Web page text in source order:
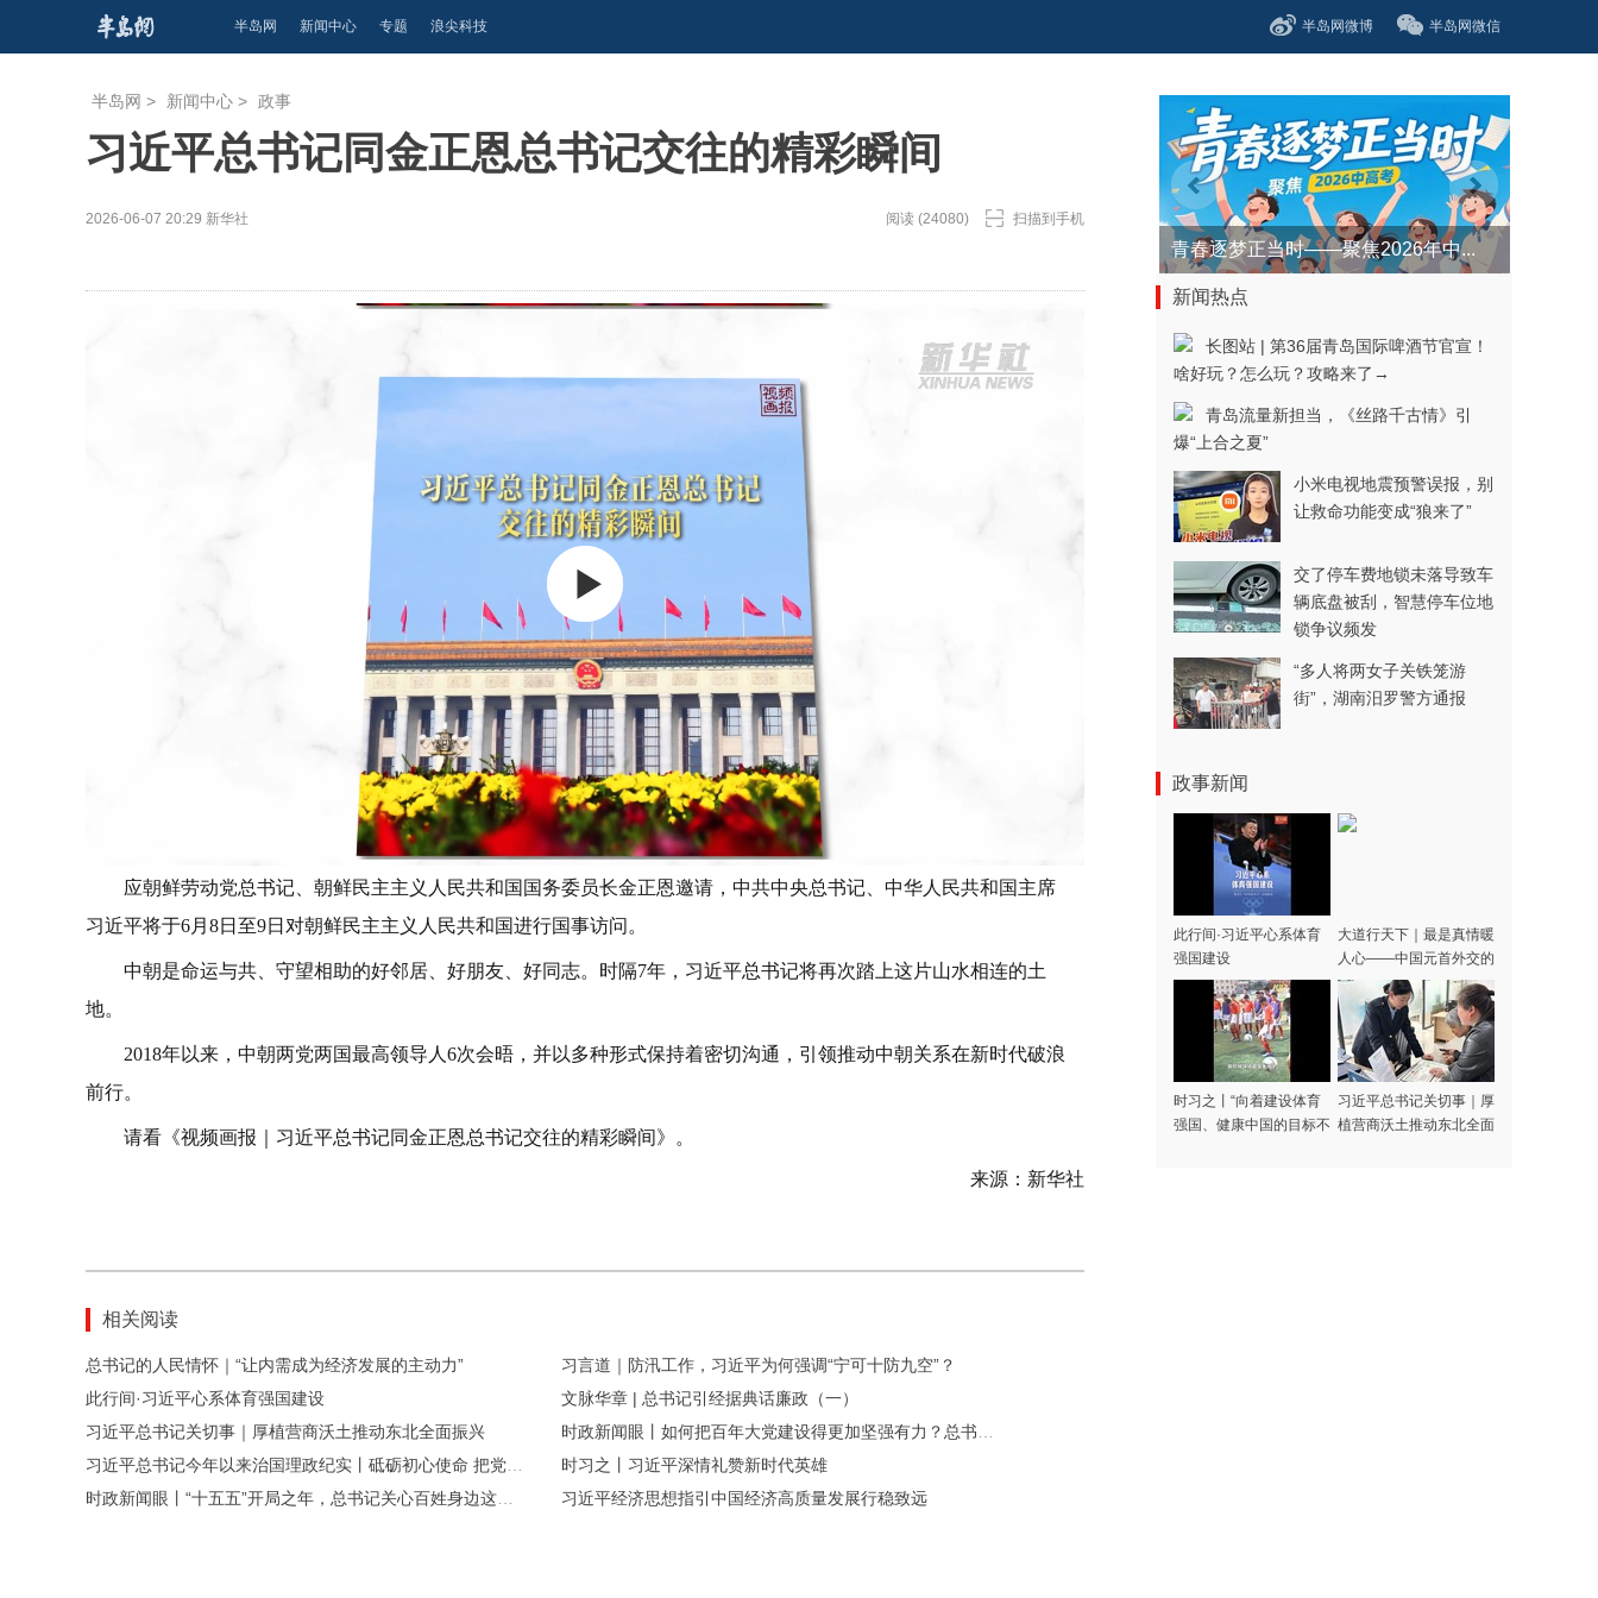
半岛网 新闻中心 专题 浪尖科技 半岛网微博 半岛网微信
半岛网 > 新闻中心 > 政事
习近平总书记同金正恩总书记交往的精彩瞬间
2026-06-07 20:29 新华社 阅读 (24080) 扫描到手机
应朝鲜劳动党总书记、朝鲜民主主义人民共和国国务委员长金正恩邀请，中共中央总书记、中华人民共和国主席
习近平将于6月8日至9日对朝鲜民主主义人民共和国进行国事访问。
中朝是命运与共、守望相助的好邻居、好朋友、好同志。时隔7年，习近平总书记将再次踏上这片山水相连的土
地。
2018年以来，中朝两党两国最高领导人6次会晤，并以多种形式保持着密切沟通，引领推动中朝关系在新时代破浪
前行。
请看《视频画报｜习近平总书记同金正恩总书记交往的精彩瞬间》。
来源：新华社
相关阅读
总书记的人民情怀｜“让内需成为经济发展的主动力”
习言道｜防汛工作，习近平为何强调“宁可十防九空”？
此行间·习近平心系体育强国建设
文脉华章 | 总书记引经据典话廉政（一）
习近平总书记关切事｜厚植营商沃土推动东北全面振兴
时习之丨习近平深情礼赞新时代英雄
习近平经济思想指引中国经济高质量发展行稳致远
青春逐梦正当时——聚焦2026年中...
新闻热点
长图站 | 第36届青岛国际啤酒节官宣！
啥好玩？怎么玩？攻略来了→
青岛流量新担当，《丝路千古情》引
爆“上合之夏”
小米电视地震预警误报，别
让救命功能变成“狼来了”
交了停车费地锁未落导致车
辆底盘被刮，智慧停车位地
锁争议频发
“多人将两女子关铁笼游
街”，湖南汨罗警方通报
政事新闻
此行间·习近平心系体育
强国建设
大道行天下｜最是真情暖
人心——中国元首外交的
世界情怀与大国气派
时习之丨“向着建设体育
强国、健康中国的目标不
习近平总书记关切事｜厚
植营商沃土推动东北全面